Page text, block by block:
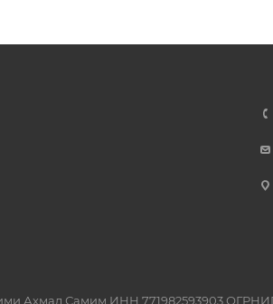
Ахмад Самим ИНН